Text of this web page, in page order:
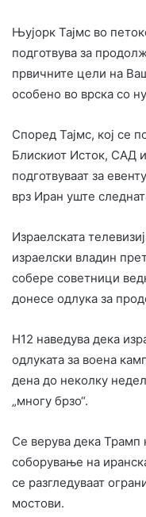
Њујорк Тајмс во
подготвува за
првичните цели на
особено во врска со
Според Тајмс, кој се
Блискиот Исток, САД
подготвуваат за
врз Иран уште
Израелската
израелски владин
собере советници
донесе одлука за
Н12 наведува дека
одлуката за воена
дена до неколку
„многу брзо“.
Се верува дека Трамп
соборување на
се разгледуваат
мостови.